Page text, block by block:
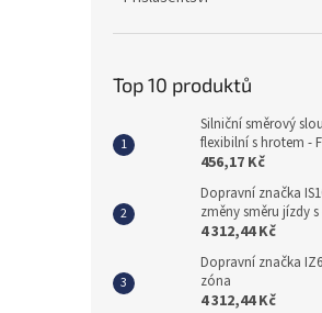
Top 10 produktů
Silniční směrový
flexibilní s hrotem -
456,17 Kč
Dopravní značka
změny směru jízdy
4 312,44 Kč
Dopravní značka
zóna
4 312,44 Kč